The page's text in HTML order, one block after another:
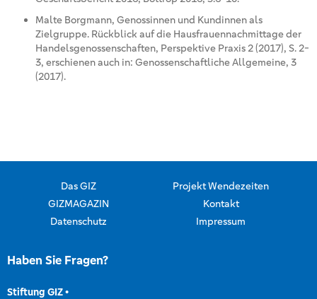
Malte Borgmann, Genossinnen und Kundinnen als
Zielgruppe. Rückblick auf die Hausfrauennachmittage der
Handelsgenossenschaften, Perspektive Praxis 2 (2017), S. 2-
3, erschienen auch in: Genossenschaftliche Allgemeine, 3
(2017).
Das GIZ
Projekt Wendezeiten
GIZMAGAZIN
Kontakt
Datenschutz
Impressum
Haben Sie Fragen?
Stiftung GIZ•